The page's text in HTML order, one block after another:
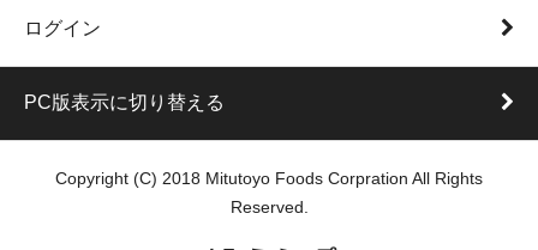
ログイン
PC版表示に切り替える
Copyright (C) 2018 Mitutoyo Foods Corpration All Rights
Reserved.